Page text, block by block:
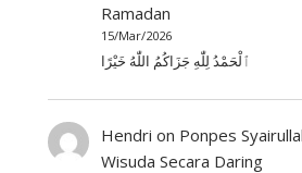
Ramadan
15/Mar/2026
ٱلْحَمْدُ لِلّٰهِ جَزَاكُمُ اللّٰهُ خَيْرًا
Hendri on Ponpes
Wisuda Secara Daring